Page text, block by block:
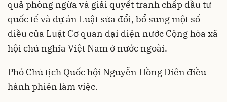
quả phòng ngừa và giải quyết tranh chấp đầu tư
quốc tế và dự án Luật sửa đổi, bổ sung một số
điều của Luật Cơ quan đại diện nước Cộng hòa xã
hội chủ nghĩa Việt Nam ở nước ngoài.
Phó Chủ tịch Quốc hội Nguyễn Hồng Diên điều
hành phiên làm việc.